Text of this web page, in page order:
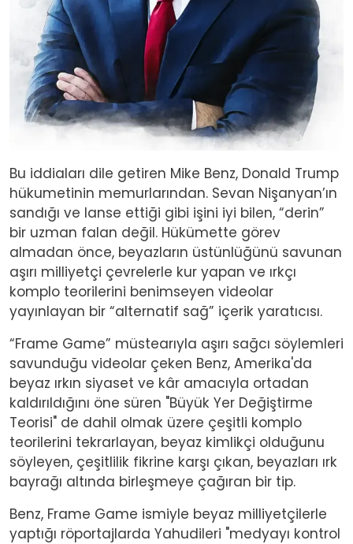
Bu iddiaları dile getiren Mike Benz, Donald Trump
hükumetinin memurlarından. Sevan Nişanyan’ın
sandığı ve lanse ettiği gibi işini iyi bilen, “derin”
bir uzman falan değil. Hükümette görev
almadan önce, beyazların üstünlüğünü savunan
aşırı milliyetçi çevrelerle kur yapan ve ırkçı
komplo teorilerini benimseyen videolar
yayınlayan bir “alternatif sağ” içerik yaratıcısı.
“Frame Game” müstearıyla aşırı sağcı söylemleri
savunduğu videolar çeken Benz, Amerika'da
beyaz ırkın siyaset ve kâr amacıyla ortadan
kaldırıldığını öne süren "Büyük Yer Değiştirme
Teorisi" de dahil olmak üzere çeşitli komplo
teorilerini tekrarlayan, beyaz kimlikçi olduğunu
söyleyen, çeşitlilik fikrine karşı çıkan, beyazları ırk
bayrağı altında birleşmeye çağıran bir tip.
Benz, Frame Game ismiyle beyaz milliyetçilerle
yaptığı röportajlarda Yahudileri "medyayı kontrol